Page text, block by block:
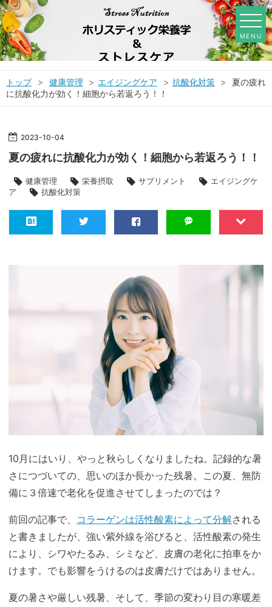
MENU
トップ > 健康管理 > エイジングケア > 抗酸化対策 >
夏の疲れ
に抗酸化力が効く！細胞から若返ろう！！
2023-10-04
夏の疲れに抗酸化力が効く！細胞から若返ろう！！
健康管理 栄養摂取 サプリメント
エイジングケ
ア
抗酸化対策
10月にはいり、やっと秋らしくなりましたね。記録的な暑
さにつづいての、思いのほか長かった残暑。この夏、無防
備に３倍速で老化を促進させてしまったのでは？
前回の記事で、 コラーゲンは活性酸素によって分解される
と書きましたが、強い紫外線を浴びると、活性酸素の発生
により、シワやたるみ、シミなど、皮膚の老化に拍車をか
けます。でも影響をうけるのは皮膚だけではありません。
夏の暑さや厳しい残暑、そして、季節の変わり目の寒暖差